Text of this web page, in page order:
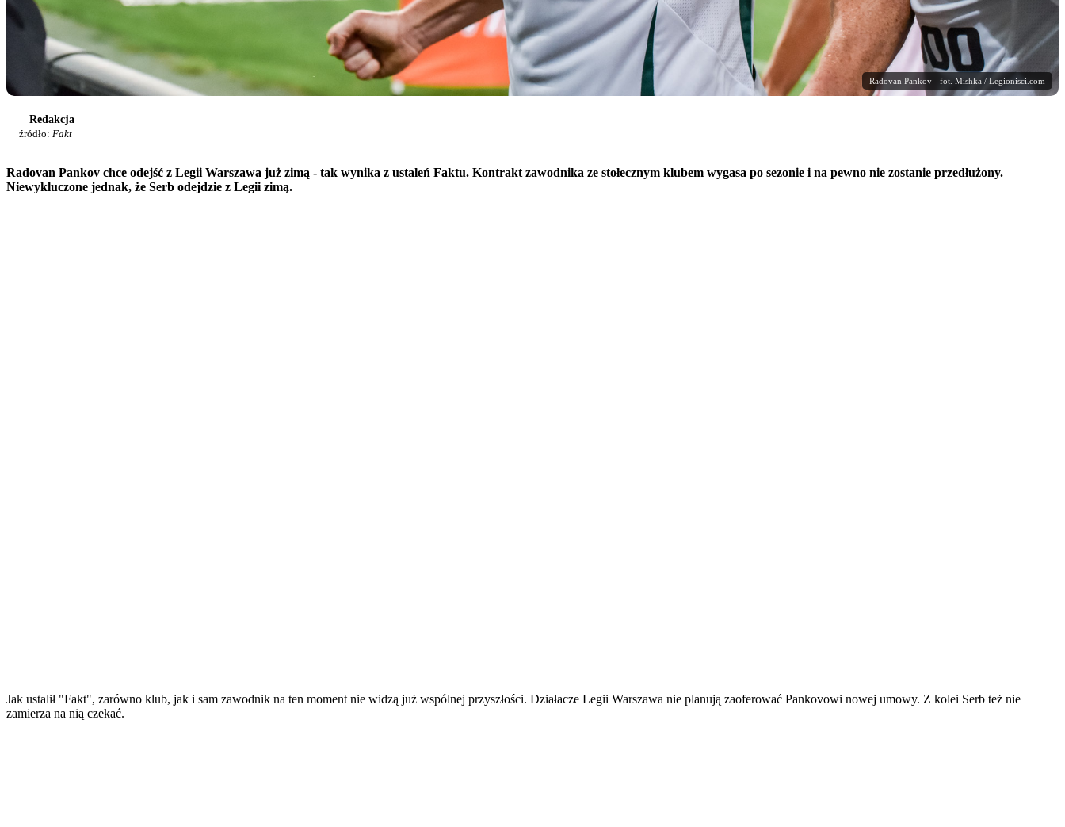
Radovan Pankov - fot. Mishka / Legionisci.com
Redakcja
źródło: Fakt
Radovan Pankov chce odejść z Legii Warszawa już zimą - tak wynika z ustaleń Faktu. Kontrakt zawodnika ze stołecznym klubem wygasa po sezonie i na pewno nie zostanie przedłużony.
Niewykluczone jednak, że Serb odejdzie z Legii zimą.
Jak ustalił "Fakt", zarówno klub, jak i sam zawodnik na ten moment nie widzą już wspólnej przyszłości. Działacze Legii Warszawa nie planują zaoferować Pankovowi nowej umowy. Z kolei Serb też nie
zamierza na nią czekać.